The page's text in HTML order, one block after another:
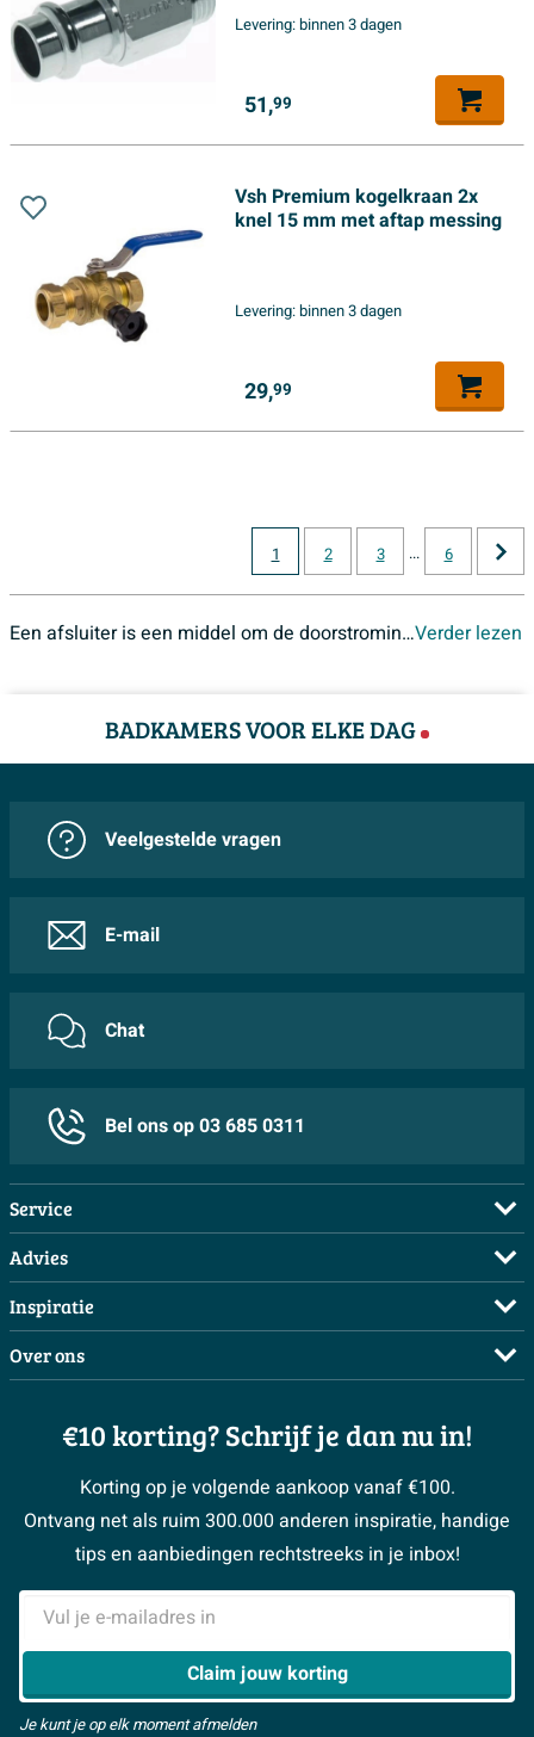
Levering:binnen 3 dagen
51,99
Vsh Premium kogelkraan 2x
knel 15 mm met aftap messing
Levering:binnen 3 dagen
29,99
1 2 3 ... 6
Een afsluiter is een middel om de doorstroming van een medium te regelen (gas, vloeistof, slurrie, vaste stof). Dit door middel van het openen of sluiten van een of meer doorstroomopeningen. De afsluiter kent vele toepassingen.Verder lezen
BADKAMERS VOOR ELKE DAG
Veelgestelde vragen
E-mail
Chat
Bel ons op 03 685 0311
Service
Veelgestelde vragen
Bestellen
Betalen
Bezorgen / afhalen
Garantie / klachten
Reviewbeleid
> Naar de klantenservice
Advies
Maak een afspraak
Doe de offerte check
3D tekening maken
Klustips
Klusadvies
> Alle adviesmogelijkheden
Inspiratie
Complete badkamers
Complete toiletruimtes
Moodboards
Magazine
#MySawiday
> Naar inspiratie
Over ons
Over Sawiday
Vacatures
Sawiday PRO
BeCommerce
Samenwerken
> Alles over showrooms
€10 korting? Schrijf je dan nu in!
Korting op je volgende aankoop vanaf €100.
Ontvang net als ruim 300.000 anderen inspiratie, handige
tips en aanbiedingen rechtstreeks in je inbox!
E-mailadres
Claim jouw korting
Je kunt je op elk moment afmelden